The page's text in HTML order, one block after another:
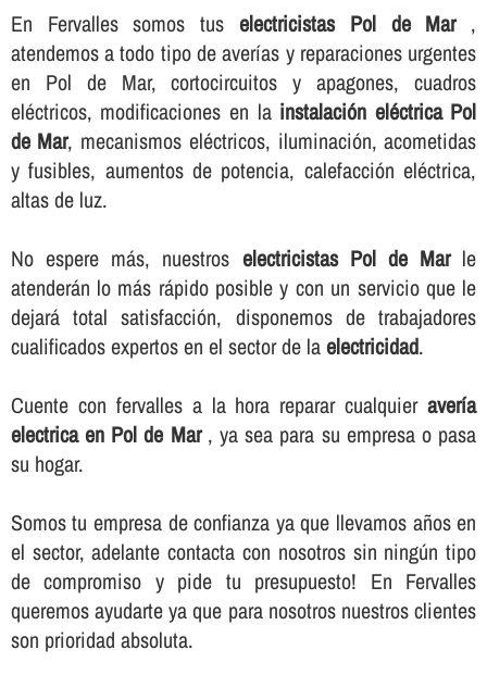
En Fervalles somos tus electricistas Pol de Mar,
atendemos a todo tipo de averí­as y reparaciones urgentes
en Pol de Mar, cortocircuitos y apagones, cuadros
eléctricos, modificaciones en la instalación eléctrica Pol
de Mar, mecanismos eléctricos, iluminación, acometidas
y fusibles, aumentos de potencia, calefacción eléctrica,
altas de luz.
No espere más, nuestros electricistas Pol de Marle
atenderán lo más rápido posible y con un servicio que le
dejará total satisfacción, disponemos de trabajadores
cualificados expertos en el sector de laelectricidad.
Cuente con fervalles a la hora reparar cualquieraverí­a
electrica en Pol de Mar, ya sea para su empresa o pasa
su hogar.
Somos tu empresa de confianza ya que llevamos años en
el sector, adelante contacta con nosotros sin ningún tipo
de compromiso y pide tu presupuesto! En Fervalles
queremos ayudarte ya que para nosotros nuestros clientes
son prioridad absoluta.